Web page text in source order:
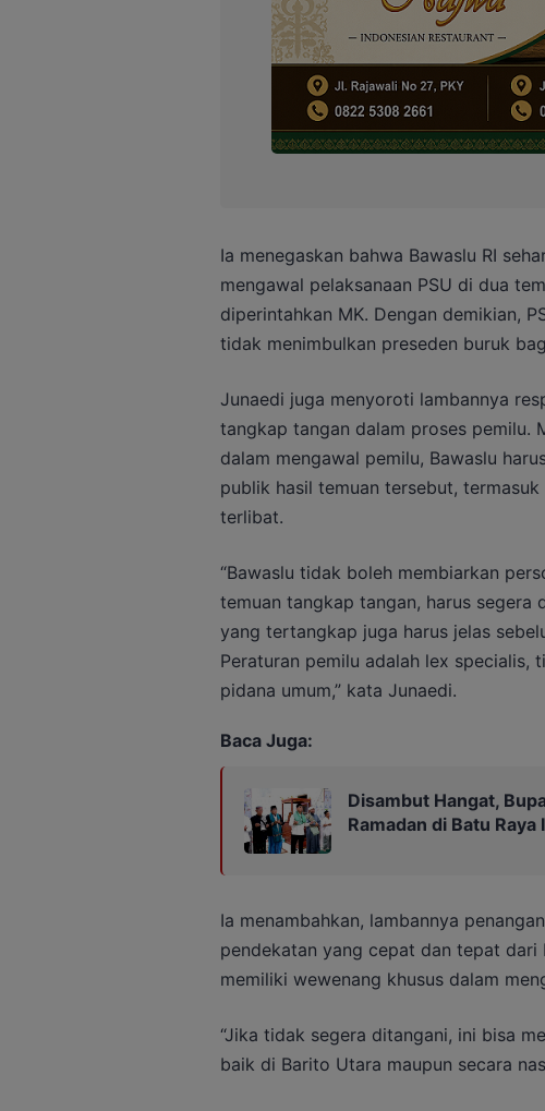
Ia menegaskan bahwa Bawaslu RI
mengawal pelaksanaan PSU di dua
diperintahkan MK. Dengan demikian,
tidak menimbulkan preseden buruk
Junaedi juga menyoroti lambannya
tangkap tangan dalam proses pemilu.
dalam mengawal pemilu, Bawaslu
publik hasil temuan tersebut,
terlibat.
“Bawaslu tidak boleh membiarkan
temuan tangkap tangan, harus segera
yang tertangkap juga harus jelas
Peraturan pemilu adalah lex specialis,
pidana umum,” kata Junaedi.
Baca Juga:
Disambut Hangat,
Ramadan di Batu Raya I
Ia menambahkan, lambannya
pendekatan yang cepat dan tepat dari
memiliki wewenang khusus dalam
“Jika tidak segera ditangani, ini bisa
baik di Barito Utara maupun secara